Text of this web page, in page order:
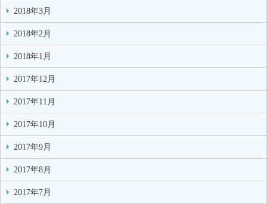
2018年3月
2018年2月
2018年1月
2017年12月
2017年11月
2017年10月
2017年9月
2017年8月
2017年7月